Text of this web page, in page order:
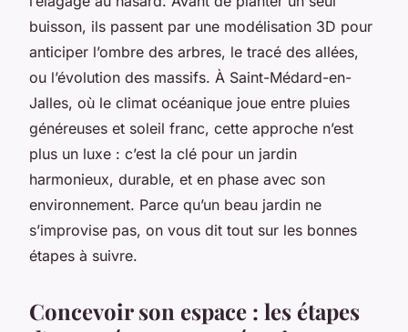
buisson, ils passent par une modélisation 3D pour
anticiper l’ombre des arbres, le tracé des allées,
ou l’évolution des massifs. À Saint-Médard-en-
Jalles, où le climat océanique joue entre pluies
généreuses et soleil franc, cette approche n’est
plus un luxe : c’est la clé pour un jardin
harmonieux, durable, et en phase avec son
environnement. Parce qu’un beau jardin ne
s’improvise pas, on vous dit tout sur les bonnes
étapes à suivre.
Concevoir son espace : les étapes